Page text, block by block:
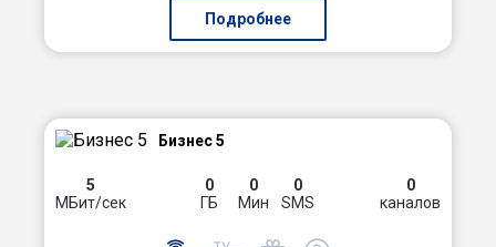
Подробнее
Бизнес 5
5
МБит/сек
0
ГБ
0
Мин
0
SMS
0
каналов